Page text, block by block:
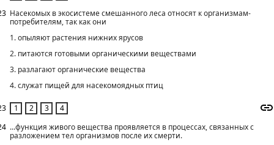
Насекомых в экосистеме смешанного леса относят к организмам-
потребителям, так как они
1. опыляют растения нижних ярусов
2. питаются готовыми органическими веществами
3. разлагают органические вещества
4. служат пищей для насекомоядных птиц
...функция живого вещества проявляется в процессах, связанных с
разложением тел организмов после их смерти.